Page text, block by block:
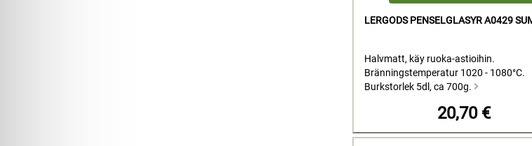
LERGODS PENSELGLASYR A0429
Halvmatt, käy ruoka-astioihin.
Bränningstemperatur 1020 - 1080°C.
Burkstorlek 5dl, ca 700g.
20,70 €